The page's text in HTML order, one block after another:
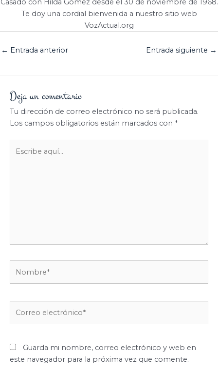
Te doy una cordial bienvenida a nuestro sitio web
VozActual.org
← Entrada anterior Entrada siguiente →
Deja un comentario
Tu dirección de correo electrónico no será publicada.
Los campos obligatorios están marcados con *
aquí...
Guarda mi nombre, correo electrónico y web en
este navegador para la próxima vez que comente.